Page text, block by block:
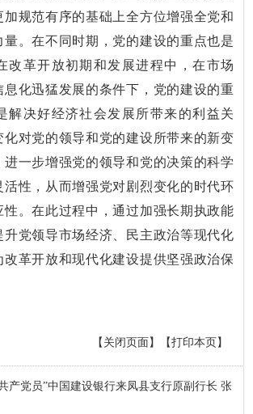
加规范有序的基础上全方位增强全党和
量。在不同时期，党的建设的重点也是
改革开放初期和发展进程中，在市场
息化迅猛发展的条件下，党的建设的重
解决好经济社会发展所带来的利益关
化对党的领导和党的建设所带来的新变
进一步增强党的领导和党的决策的科学
活性，从而增强党对剧烈变化的时代环
性。在此过程中，通过加强长期执政能
升党领导市场经济、民主政治等现代化
改革开放和现代化建设提供坚强政治保
【打印本页】
【关闭页面】
产党员”中国建设银行来凤县支行原副行长 张